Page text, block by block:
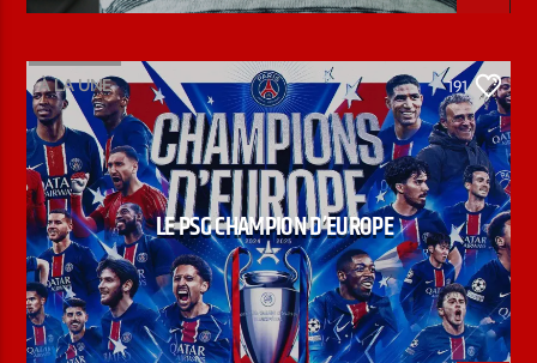
À LA UNE 191
LE PSG CHAMPION D’EUROPE